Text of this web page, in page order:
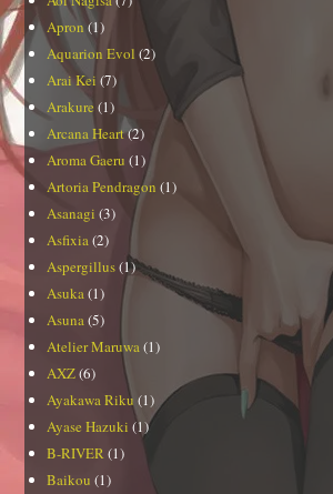
Apron(1)
Aquarion Evol (2)
Arai Kei (7)
Arakure (1)
Arcana Heart(2)
Aroma Gaeru (1)
Artoria Pendragon (1)
Asanagi (3)
Asfixia(2)
Aspergillus(1)
Asuka(1)
Asuna(5)
Atelier Maruwa(1)
AXZ(6)
Ayakawa Riku (1)
Ayase Hazuki (1)
B-RIVER (1)
Baikou (1)